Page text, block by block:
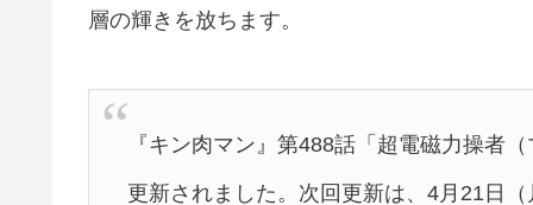
層の輝きを放ちます。
『キン肉マン』第488話「超電磁力操者
更新されました。次回更新は、4月21日